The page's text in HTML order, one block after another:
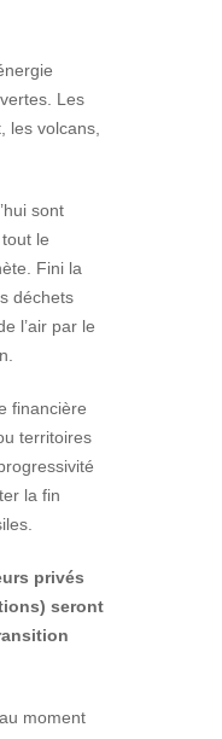
Les
les volcans,
sont
le
Fini la
déchets
l’air par le
financière
territoires
la fin
privés
seront
moment